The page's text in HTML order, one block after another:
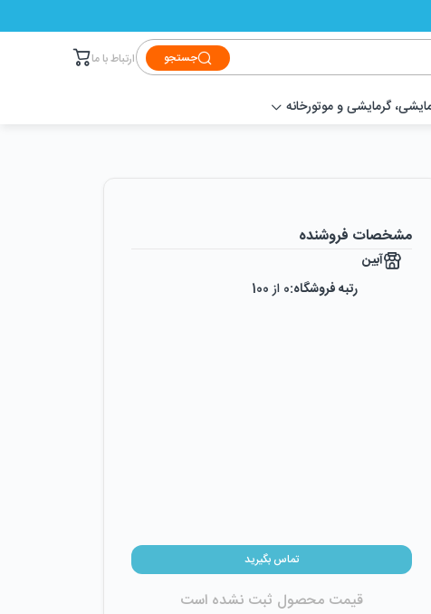
جستجو ارتباط با ما
گرمایشی و موتورخانه
مشخصات فروشنده
آبین
رتبه فروشگاه:0 از 100
تماس بگیرید
قیمت محصول ثبت نشده است